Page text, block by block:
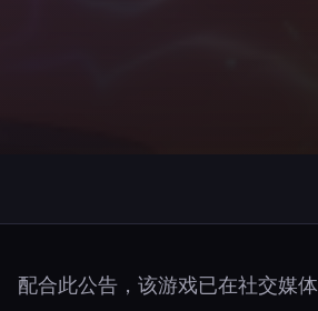
配合此公告，该游戏已在社交媒体